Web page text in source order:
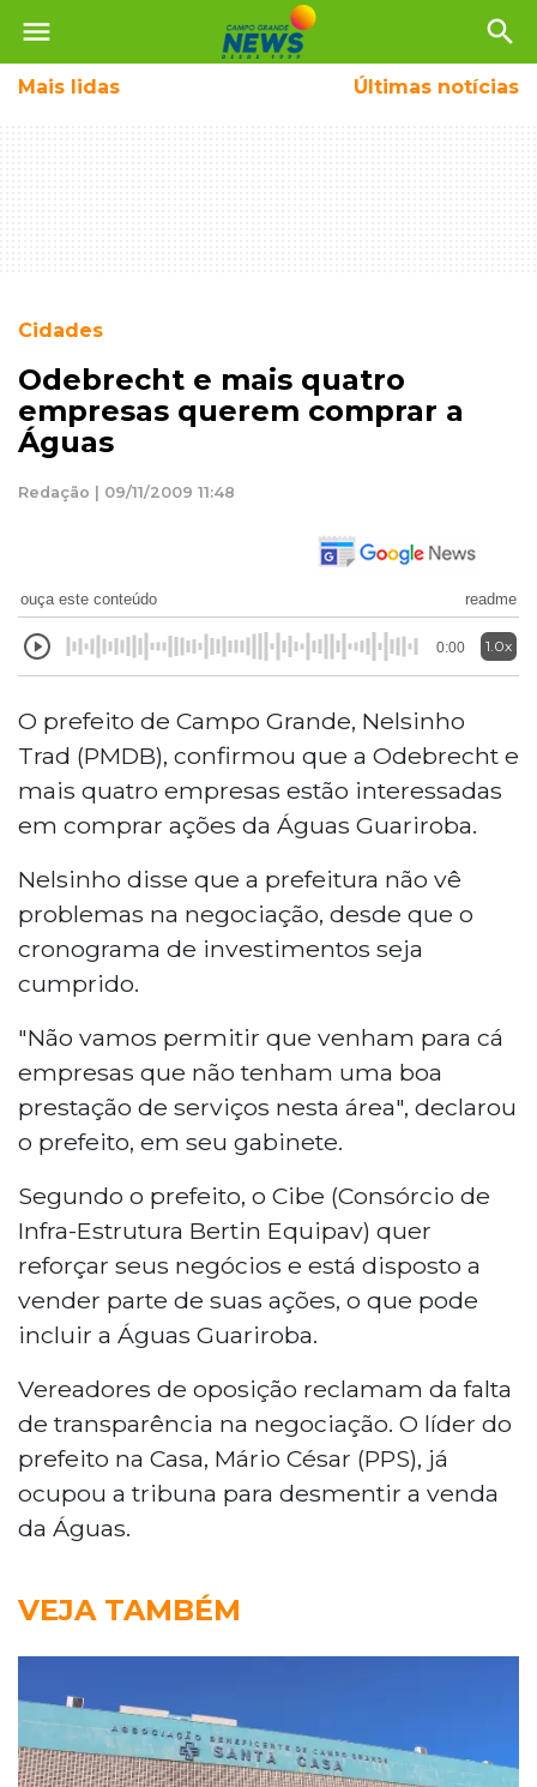
menu search
Mais lidas Últimas notícias
Cidades
Odebrecht e mais quatro
empresas querem comprar a
Águas
Redação | 09/11/2009 11:48
ouça este conteúdo readme
0:00 1.0x
O prefeito de Campo Grande, Nelsinho
Trad (PMDB), confirmou que a Odebrecht e
mais quatro empresas estão interessadas
em comprar ações da Águas Guariroba.
Nelsinho disse que a prefeitura não vê
problemas na negociação, desde que o
cronograma de investimentos seja
cumprido.
"Não vamos permitir que venham para cá
empresas que não tenham uma boa
prestação de serviços nesta área", declarou
o prefeito, em seu gabinete.
Segundo o prefeito, o Cibe (Consórcio de
Infra-Estrutura Bertin Equipav) quer
reforçar seus negócios e está disposto a
vender parte de suas ações, o que pode
incluir a Águas Guariroba.
Vereadores de oposição reclamam da falta
de transparência na negociação. O líder do
prefeito na Casa, Mário César (PPS), já
ocupou a tribuna para desmentir a venda
da Águas.
VEJA TAMBÉM